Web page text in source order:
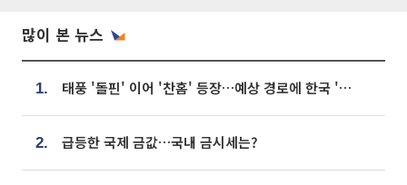
많이 본 뉴스
1. 태풍 '돌핀' 이어 '찬홈' 등장…예상 경로에 한국 '한숨'
2. 급등한 국제 금값…국내 금시세는?